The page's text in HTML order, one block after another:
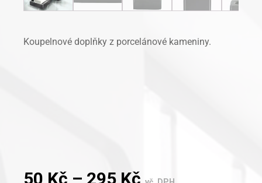
Koupelnové doplňky z porcelánové kameniny.
50 Kč – 295 Kč